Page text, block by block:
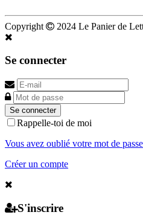
Copyright
2024 Le Panier de
Se connecter
Se connecter
Rappelle-toi de moi
Vous avez oublié votre mot de
Créer un compte
S'inscrire